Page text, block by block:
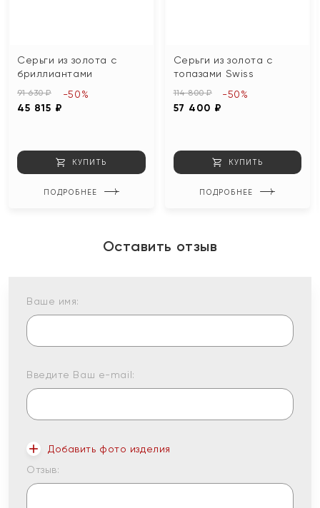
Серьги из золота с
бриллиантами
91 630 ₽
45 815 ₽
-50%
КУПИТЬ
ПОДРОБНЕЕ
Серьги из золота с
топазами Swiss
114 800 ₽
57 400 ₽
-50%
КУПИТЬ
ПОДРОБНЕЕ
Оставить отзыв
Ваше имя:
Введите Ваш e-mail:
Добавить фото изделия
Отзыв: